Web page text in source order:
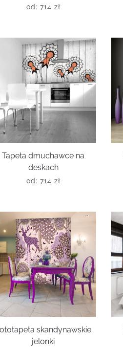
od: 714 zł
Tapeta dmuchawce na
deskach
od: 714 zł
skandynawskie
jelonki